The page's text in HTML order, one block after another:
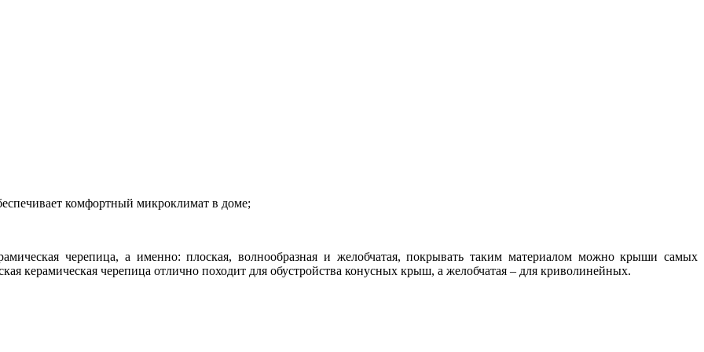
комфортный микроклимат в доме;
черепица, а именно: плоская, волнообразная и желобчатая, покрывать таким материалом можно крыши самых
керамическая черепица отлично походит для обустройства конусных крыш, а желобчатая – для криволинейных.